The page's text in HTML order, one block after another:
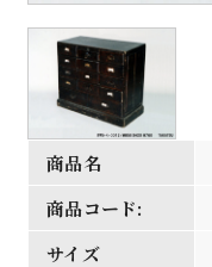
商品名
商品コード:
サイズ